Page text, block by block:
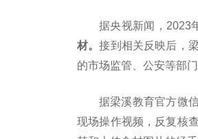
据央视新闻，2023
材。接到相关反映后，
的市场监管、公安等部门
据梁溪教育官方微
现场操作视频，反复核